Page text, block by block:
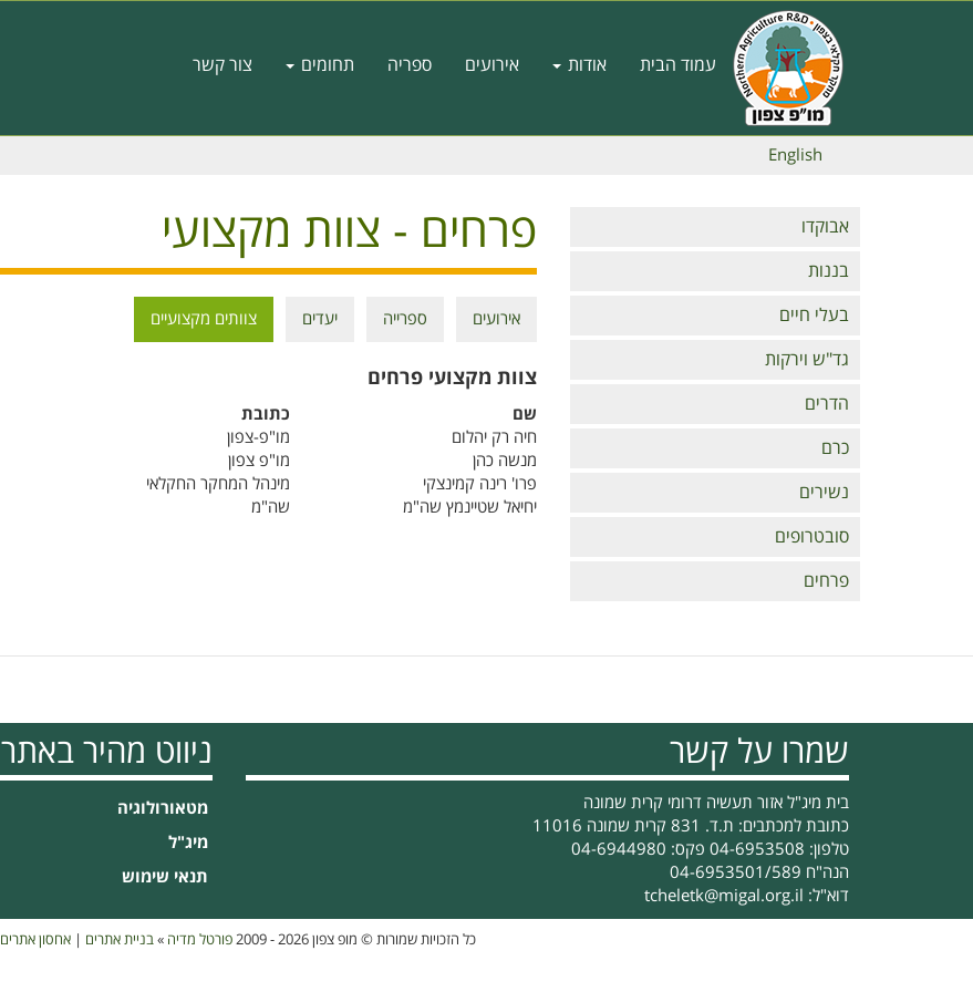
Main
navigation
עמוד הבית אודות אירועים ספריה תחומים צור קשר
English
Branches
אבוקדו
בננות
בעלי חיים
גד"ש וירקות
הדרים
כרם
נשירים
סובטרופים
פרחים
פרחים - צוות מקצועי
תפריט
פרחים
אירועים ספרייה יעדים צוותים מקצועיים
צוות מקצועי פרחים
שם כתובת
חיה רק יהלום
מו"פ-צפון
מנשה כהן
מו"פ צפון
פרו' רינה קמינצקי
מינהל המחקר החקלאי
יחיאל שטיינמץ שה"מ
שה"מ
שמרו על קשר
בית מיג"ל אזור תעשיה דרומי קרית שמונה
כתובת למכתבים: ת.ד. 831 קרית שמונה 11016
טלפון: 04-6953508 פקס: 04-6944980
הנה"ח 04-6953501/589
דוא"ל: tcheletk@migal.org.il
ניווט מהיר באתר
מטאורולוגיה
מיג"ל
תנאי שימוש
כל הזכויות שמורות © מופ צפון 2026 - 2009 פורטל מדיה »בניית אתרים |אחסון אתרים